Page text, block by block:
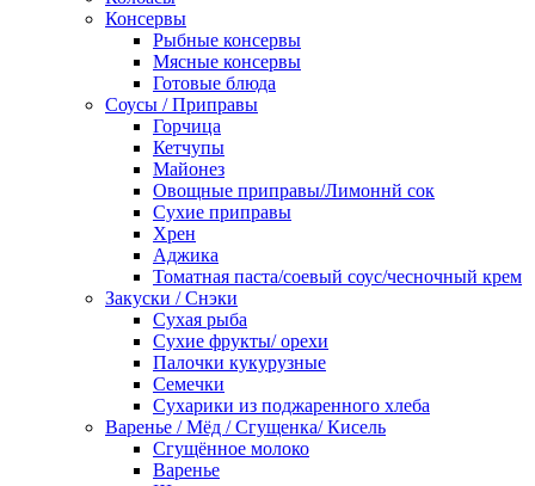
Консервы
Рыбные консервы
Мясные консервы
Готовые блюда
Соусы / Приправы
Горчица
Кетчупы
Майонез
Овощные приправы/Лимоннй сок
Сухие приправы
Хрен
Аджика
Томатная паста/соевый соус/чесночный крем
Закуски / Снэки
Сухая рыба
Сухие фрукты/ орехи
Палочки кукурузные
Семечки
Сухарики из поджаренного хлеба
Варенье / Мёд / Сгущенка/ Кисель
Сгущённое молоко
Варенье